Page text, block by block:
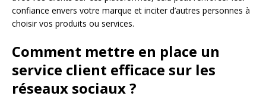
confiance envers votre marque et inciter d’autres personnes à
choisir vos produits ou services.
Comment mettre en place un
service client efficace sur les
réseaux sociaux ?